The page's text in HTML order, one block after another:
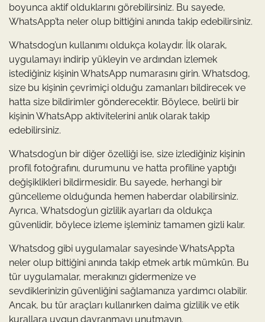
boyunca aktif olduklarını görebilirsiniz. Bu sayede,
WhatsApp’ta neler olup bittiğini anında takip edebilirsiniz.
Whatsdog’un kullanımı oldukça kolaydır. İlk olarak,
uygulamayı indirip yükleyin ve ardından izlemek
istediğiniz kişinin WhatsApp numarasını girin. Whatsdog,
size bu kişinin çevrimiçi olduğu zamanları bildirecek ve
hatta size bildirimler gönderecektir. Böylece, belirli bir
kişinin WhatsApp aktivitelerini anlık olarak takip
edebilirsiniz.
Whatsdog’un bir diğer özelliği ise, size izlediğiniz kişinin
profil fotoğrafını, durumunu ve hatta profiline yaptığı
değişiklikleri bildirmesidir. Bu sayede, herhangi bir
güncelleme olduğunda hemen haberdar olabilirsiniz.
Ayrıca, Whatsdog’un gizlilik ayarları da oldukça
güvenlidir, böylece izleme işleminiz tamamen gizli kalır.
Whatsdog gibi uygulamalar sayesinde WhatsApp’ta
neler olup bittiğini anında takip etmek artık mümkün. Bu
tür uygulamalar, merakınızı gidermenize ve
sevdiklerinizin güvenliğini sağlamanıza yardımcı olabilir.
Ancak, bu tür araçları kullanırken daima gizlilik ve etik
kurallara uygun davranmayı unutmayın.